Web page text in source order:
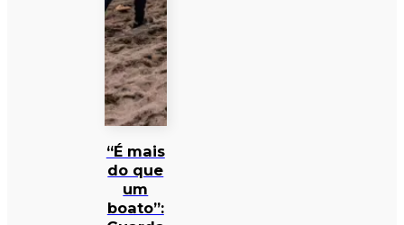
“É mais
do que
um
boato”: